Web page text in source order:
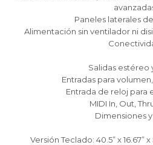
Paneles laterales
Alimentación sin ventilador ni
Salidas estéreo
Entradas para
Entrada de reloj para
MIDI In, Out,
Dimensiones
Versión Teclado: 40.5” x 16.67” x